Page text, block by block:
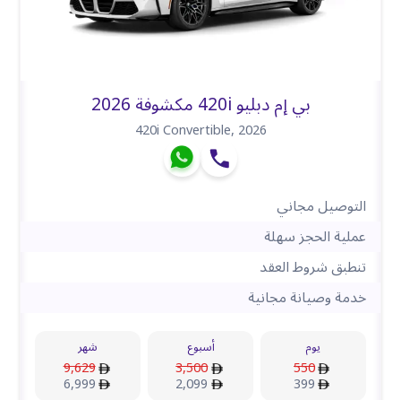
بي إم دبليو 420i مكشوفة 2026
420i Convertible,2026
التوصيل مجاني
عملية الحجز سهلة
تنطبق شروط العقد
خدمة وصيانة مجانية
يوم
550
399
أسبوع
3,500
2,099
شهر
9,629
6,999